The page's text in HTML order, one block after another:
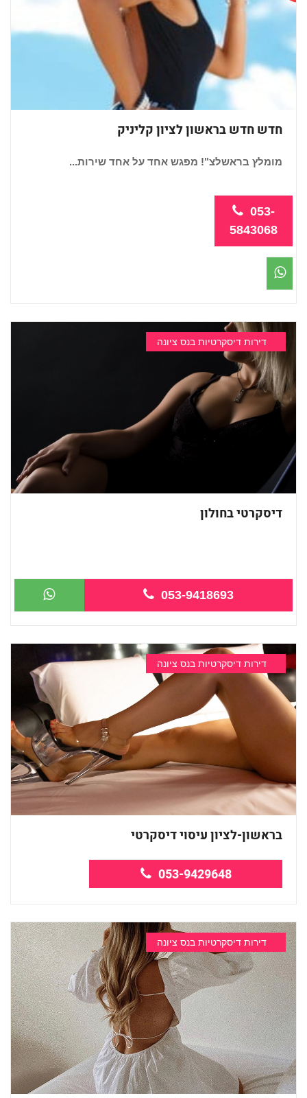
חדש חדש בראשון לציון קליניק
מומלץ בראשלצ"! מפגש אחד על אחד שירות...
053-
5843068
דירות דיסקרטיות בנס ציונה
דיסקרטי בחולון
ספא חדש בחולון - מטפ...
053-9418693
דירות דיסקרטיות בנס ציונה
בראשון-לציון עיסוי דיסקרטי
053-9429648
דירות דיסקרטיות בנס ציונה